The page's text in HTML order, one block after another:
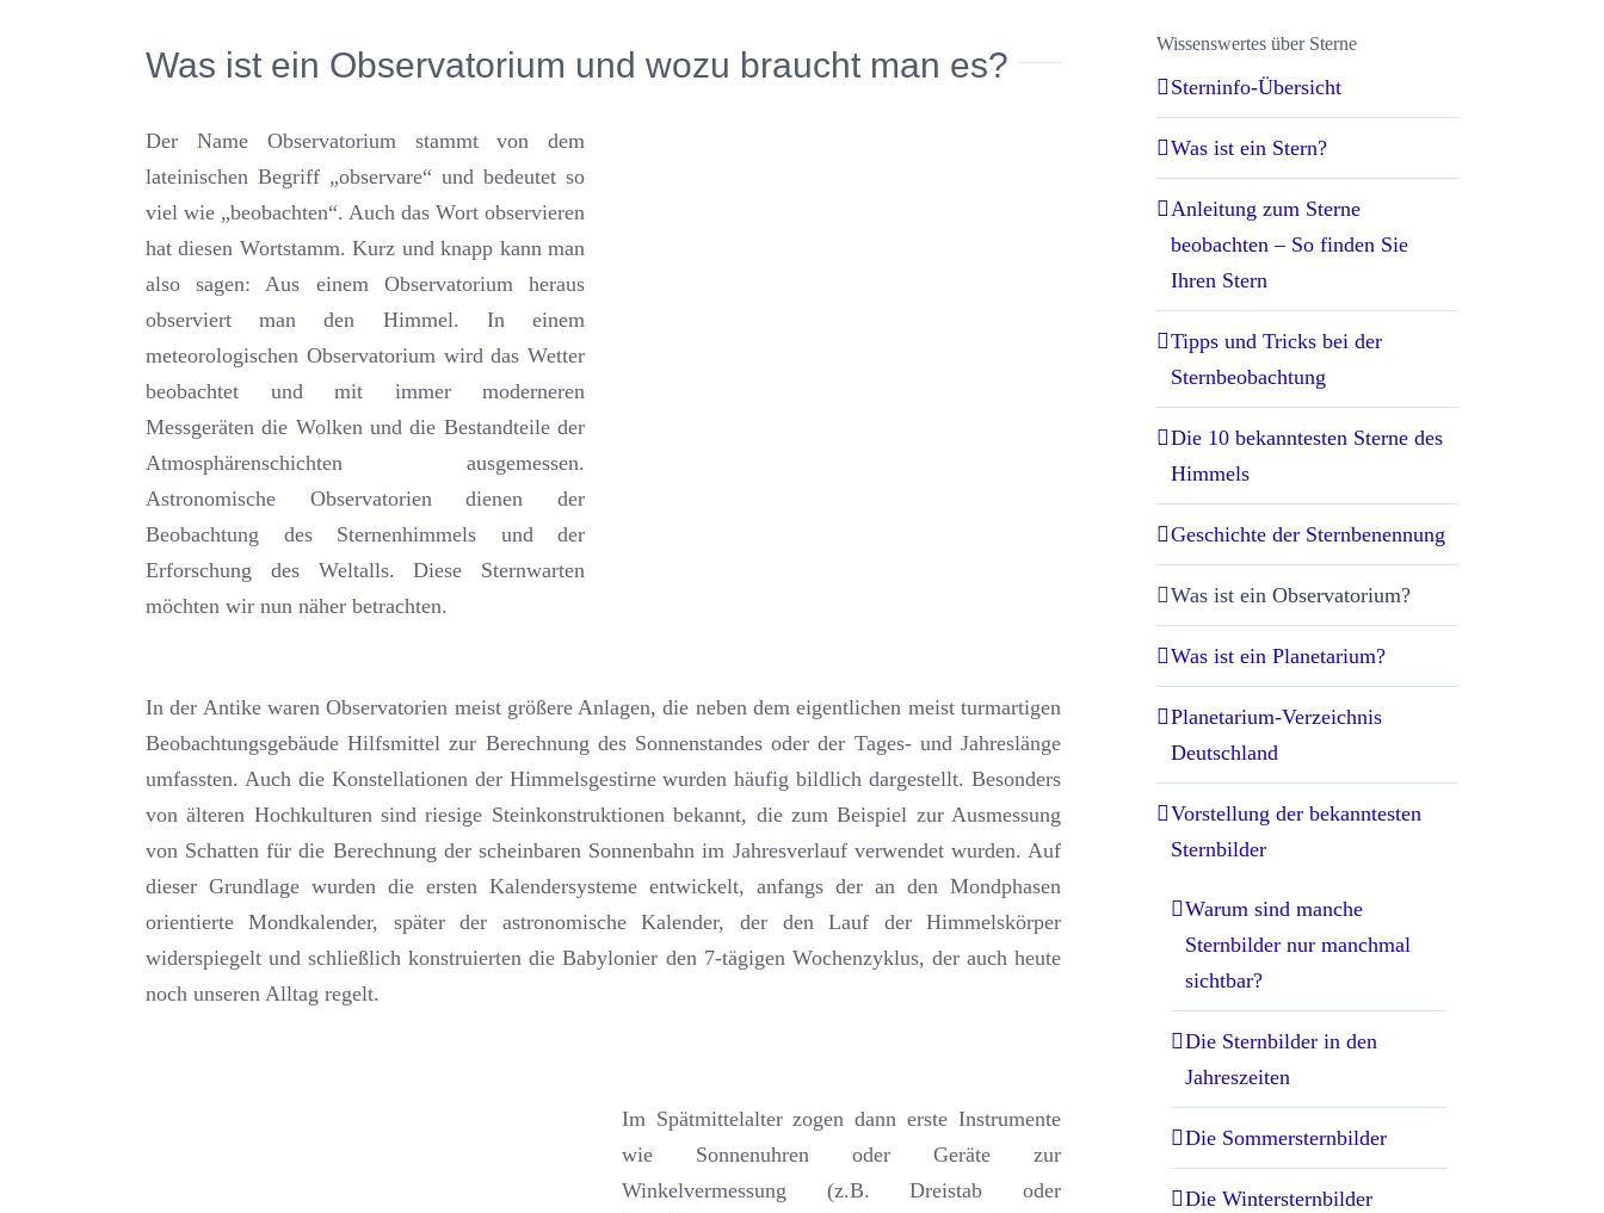
Was ist ein Observatorium und wozu braucht man es?
Der Name Observatorium stammt von dem
lateinischen Begriff „observare“ und bedeutet so
viel wie „beobachten“. Auch das Wort observieren
hat diesen Wortstamm. Kurz und knapp kann man
also sagen: Aus einem Observatorium heraus
observiert man den Himmel. In einem
meteorologischen Observatorium wird das Wetter
beobachtet und mit immer moderneren
Messgeräten die Wolken und die Bestandteile der
Atmosphärenschichten ausgemessen.
Astronomische Observatorien dienen der
Beobachtung des Sternenhimmels und der
Erforschung des Weltalls. Diese Sternwarten
möchten wir nun näher betrachten.
In der Antike waren Observatorien meist größere Anlagen, die neben dem eigentlichen meist turmartigen
Beobachtungsgebäude Hilfsmittel zur Berechnung des Sonnenstandes oder der Tages- und Jahreslänge
umfassten. Auch die Konstellationen der Himmelsgestirne wurden häufig bildlich dargestellt. Besonders
von älteren Hochkulturen sind riesige Steinkonstruktionen bekannt, die zum Beispiel zur Ausmessung
von Schatten für die Berechnung der scheinbaren Sonnenbahn im Jahresverlauf verwendet wurden. Auf
dieser Grundlage wurden die ersten Kalendersysteme entwickelt, anfangs der an den Mondphasen
orientierte Mondkalender, später der astronomische Kalender, der den Lauf der Himmelskörper
widerspiegelt und schließlich konstruierten die Babylonier den 7-tägigen Wochenzyklus, der auch heute
noch unseren Alltag regelt.
Im Spätmittelalter zogen dann erste Instrumente
wie Sonnenuhren oder Geräte zur
Winkelvermessung (z.B. Dreistab oder
Wissenswertes über Sterne
Sterninfo-Übersicht
Was ist ein Stern?
Anleitung zum Sterne
beobachten – So finden Sie
Ihren Stern
Tipps und Tricks bei der
Sternbeobachtung
Die 10 bekanntesten Sterne des
Himmels
Geschichte der Sternbenennung
Was ist ein Observatorium?
Was ist ein Planetarium?
Planetarium-Verzeichnis
Deutschland
Vorstellung der bekanntesten
Sternbilder
Warum sind manche
Sternbilder nur manchmal
sichtbar?
Die Sternbilder in den
Jahreszeiten
Die Sommersternbilder
Die Wintersternbilder